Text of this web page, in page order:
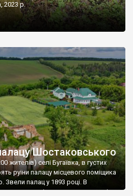
2023 р.
Шостаковського
жителів) селі Бугаївка, в густих
руїни палацу місцевого поміщика
Звели палац у 1893 році. В
спочатку містилася школа, потім